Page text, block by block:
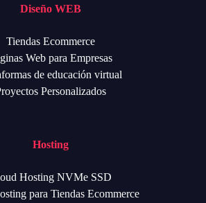
Diseño WEB
Tiendas Ecommerce
Web para Empresas
de educación virtual
Personalizados
Hosting
Hosting NVMe SSD
para Tiendas Ecommerce